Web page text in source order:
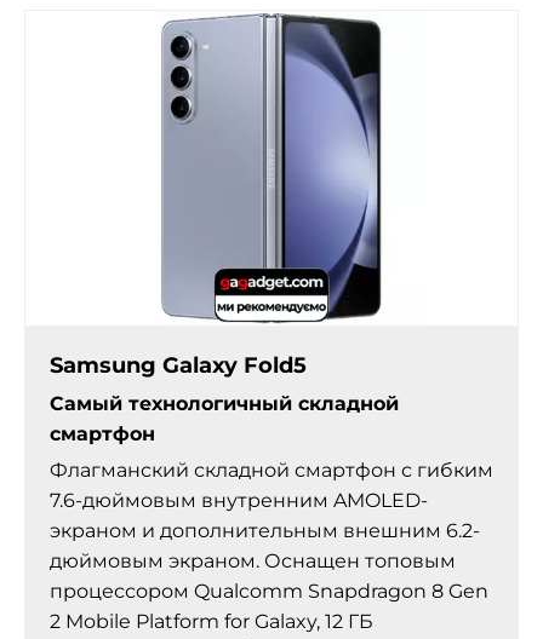
Samsung Galaxy Fold5
Самый технологичный складной
смартфон
Флагманский складной смартфон с гибким
7.6-дюймовым внутренним AMOLED-
экраном и дополнительным внешним 6.2-
дюймовым экраном. Оснащен топовым
процессором Qualcomm Snapdragon 8 Gen
2 Mobile Platform for Galaxy, 12 ГБ